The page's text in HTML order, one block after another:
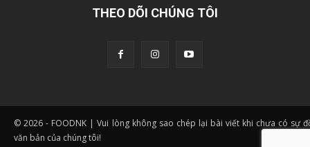
THEO DÕI CHÚNG TÔI
© 2026 - FOODNK | Vui lòng không sao chép lại bài viết khi chưa có sự
văn bản của chúng tôi!